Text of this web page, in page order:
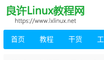
首页 教程 干货